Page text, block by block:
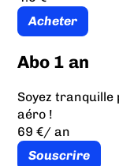
Acheter
Abo 1 an
Soyez tranquille
aéro !
69 €/ an
Souscrire